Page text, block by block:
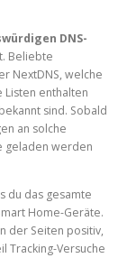
DNS-
Beliebte
NextDNS, welche
enthalten
sind. Sobald
an solche
geladen werden
du das gesamte
Home-Geräte.
der Seiten positiv,
Tracking-Versuche